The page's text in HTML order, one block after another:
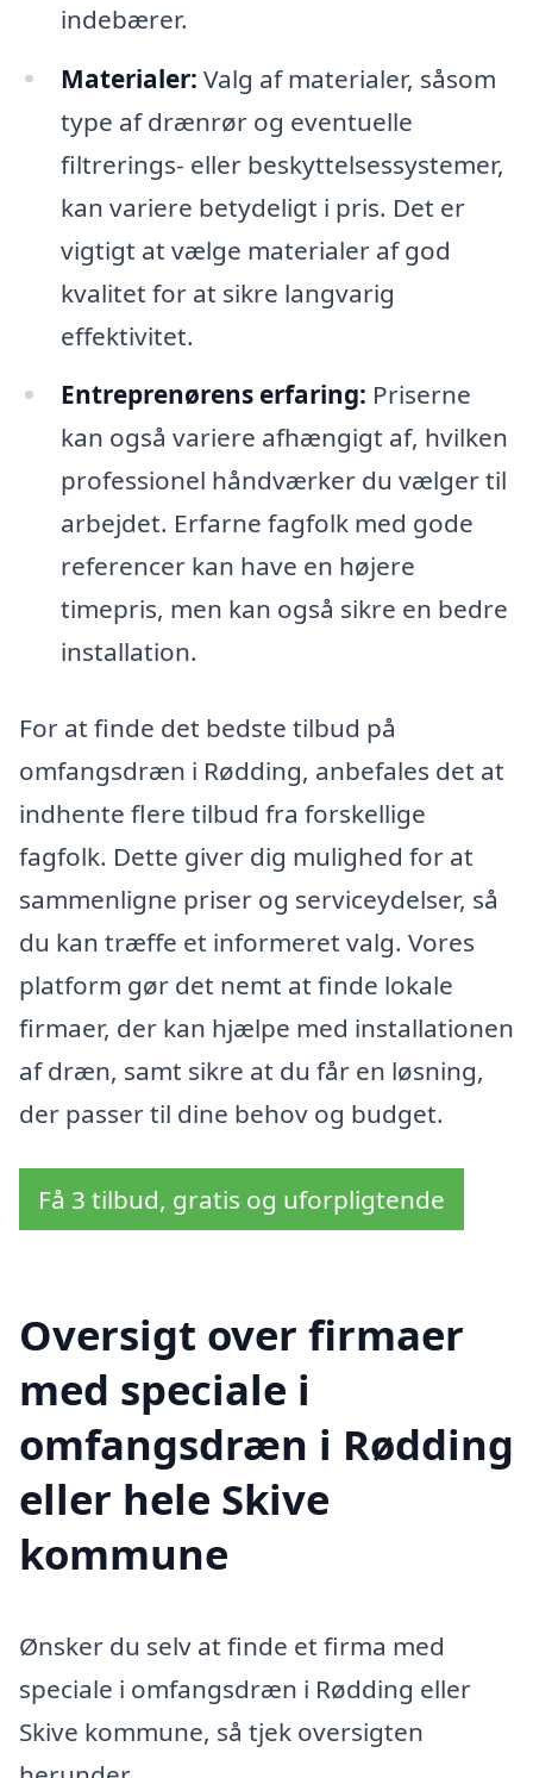
indebærer.
Materialer: Valg af materialer, såsom
type af drænrør og eventuelle
filtrerings- eller beskyttelsessystemer,
kan variere betydeligt i pris. Det er
vigtigt at vælge materialer af god
kvalitet for at sikre langvarig
effektivitet.
Entreprenørens erfaring: Priserne
kan også variere afhængigt af, hvilken
professionel håndværker du vælger til
arbejdet. Erfarne fagfolk med gode
referencer kan have en højere
timepris, men kan også sikre en bedre
installation.
For at finde det bedste tilbud på
omfangsdræn i Rødding, anbefales det at
indhente flere tilbud fra forskellige
fagfolk. Dette giver dig mulighed for at
sammenligne priser og serviceydelser, så
du kan træffe et informeret valg. Vores
platform gør det nemt at finde lokale
firmaer, der kan hjælpe med installationen
af dræn, samt sikre at du får en løsning,
der passer til dine behov og budget.
Få 3 tilbud, gratis og uforpligtende
Oversigt over firmaer
med speciale i
omfangsdræn i Rødding
eller hele Skive
kommune
Ønsker du selv at finde et firma med
speciale i omfangsdræn i Rødding eller
Skive kommune, så tjek oversigten